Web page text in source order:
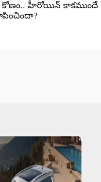
హీరోయిన్ కాకముందే